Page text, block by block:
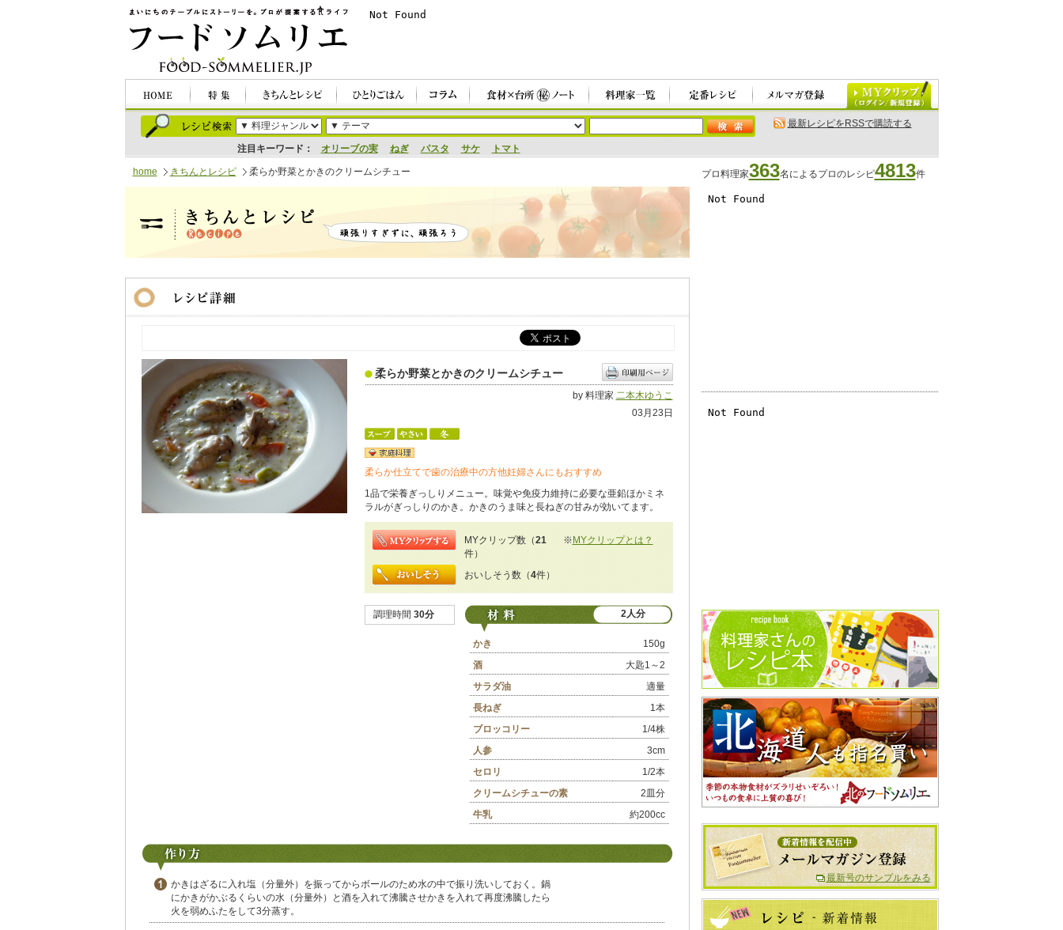
注目キーワード： オリーブの実 ねぎ パスタ サケ トマト
最新レシピをRSSで購読する
home きちんとレシピ 柔らか野菜とかきのクリームシチュー プロ料理家363名によるプロのレシピ4813件
柔らか野菜とかきのクリームシチュー
by 料理家 二本木ゆうこ
03月23日
柔らか仕立てで歯の治療中の方他妊婦さんにもおすすめ
1品で栄養ぎっしりメニュー。味覚や免疫力維持に必要な亜鉛ほかミネ
ラルがぎっしりのかき。かきのうま味と長ねぎの甘みが効いてます。
MYクリップ数（21
件）
※MYクリップとは？
おいしそう数（4件）
調理時間 30分 2人分
かき
150g
酒
大匙1～2
サラダ油
適量
長ねぎ
1本
ブロッコリー
1/4株
人参
3cm
セロリ
1/2本
クリームシチューの素
2皿分
牛乳
約200cc
かきはざるに入れ塩（分量外）を振ってからボールのため水の中で振り洗いしておく。鍋
にかきがかぶるくらいの水（分量外）と酒を入れて沸騰させかきを入れて再度沸騰したら
火を弱めふたをして3分蒸す。
最新号のサンプルをみる